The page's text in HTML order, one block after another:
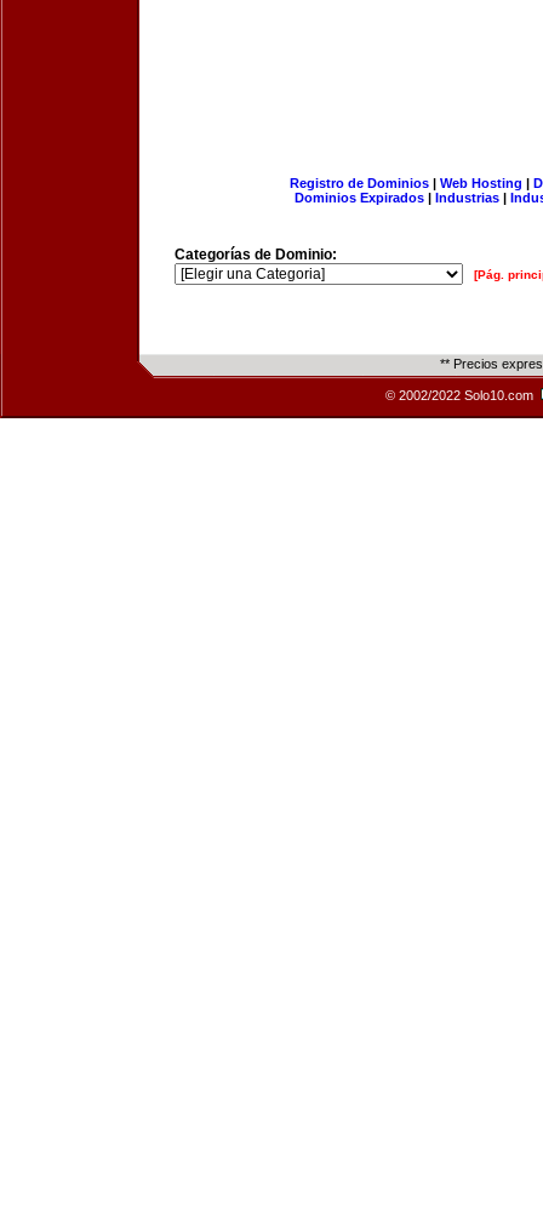
Registro de Dominios| Web Hosting |
Dominios Expirados | Industrias |
Categorías de Dominio:
[Pág.
** Precios
© 2002/2022 Solo10.com